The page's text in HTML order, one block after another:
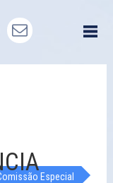
Especial